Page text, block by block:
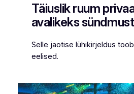
Täiuslik ruum
avalikeks
Selle jaotise lühikirjeldus
eelised.